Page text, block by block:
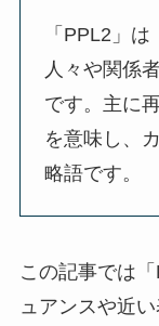
「PPL2」
人々や関係
です。主に
を意味し、
略語です。
この記事では
ュアンスや近